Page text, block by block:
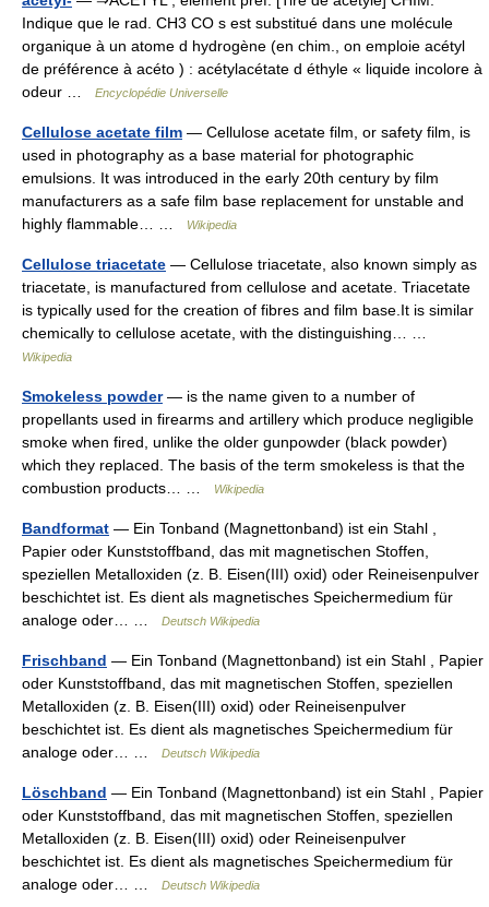
Indique que le rad. CH3 CO s est substitué dans une molécule
organique à un atome d hydrogène (en chim., on emploie acétyl
de préférence à acéto ) : acétylacétate d éthyle « liquide incolore à
odeur …
Encyclopédie Universelle
Cellulose acetate film — Cellulose acetate film, or safety film, is
used in photography as a base material for photographic
emulsions. It was introduced in the early 20th century by film
manufacturers as a safe film base replacement for unstable and
highly flammable… …
Wikipedia
Cellulose triacetate — Cellulose triacetate, also known simply as
triacetate, is manufactured from cellulose and acetate. Triacetate
is typically used for the creation of fibres and film base.It is similar
chemically to cellulose acetate, with the distinguishing… …
Wikipedia
Smokeless powder— is the name given to a number of
propellants used in firearms and artillery which produce negligible
smoke when fired, unlike the older gunpowder (black powder)
which they replaced. The basis of the term smokeless is that the
combustion products… …
Wikipedia
Bandformat — Ein Tonband (Magnettonband) ist ein Stahl ,
Papier oder Kunststoffband, das mit magnetischen Stoffen,
speziellen Metalloxiden (z. B. Eisen(III) oxid) oder Reineisenpulver
beschichtet ist. Es dient als magnetisches Speichermedium für
analoge oder… …
Deutsch Wikipedia
Frischband — Ein Tonband (Magnettonband) ist ein Stahl , Papier
oder Kunststoffband, das mit magnetischen Stoffen, speziellen
Metalloxiden (z. B. Eisen(III) oxid) oder Reineisenpulver
beschichtet ist. Es dient als magnetisches Speichermedium für
analoge oder… …
Deutsch Wikipedia
Löschband — Ein Tonband (Magnettonband) ist ein Stahl , Papier
oder Kunststoffband, das mit magnetischen Stoffen, speziellen
Metalloxiden (z. B. Eisen(III) oxid) oder Reineisenpulver
beschichtet ist. Es dient als magnetisches Speichermedium für
analoge oder… …
Deutsch Wikipedia